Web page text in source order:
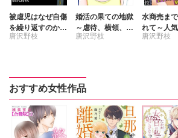
被虐児はなぜ自傷
を繰り返すのか～
毒親は気にも留め
唐沢野枝
婚活の果ての地獄
～虐待、横領、不
幸すぎる女の一生
唐沢野枝
水商売ま
れて～人
ル、DVカ
唐沢野枝
おすすめ女性作品